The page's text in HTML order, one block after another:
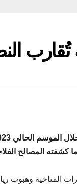
تُقارب
المنقضية، حسب ما كشفته
المناخية وهبوب